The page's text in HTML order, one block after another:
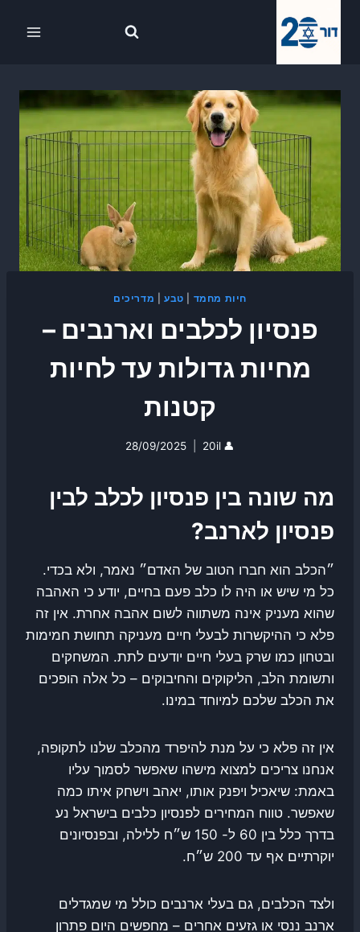
חיות מחמד טבע מדריכים
פנסיון לכלבים וארנבים –
מחיות גדולות עד לחיות
קטנות
👤
20il
28/09/2025
מה שונה בין פנסיון לכלב לבין
פנסיון לארנב?
״הכלב הוא חברו הטוב של האדם״ נאמר, ולא בכדי.
כל מי שיש או היה לו כלב פעם בחיים, יודע כי האהבה
שהוא מעניק אינה משתווה לשום אהבה אחרת. אין זה
פלא כי ההיקשרות לבעלי חיים מעניקה תחושת חמימות
ובטחון כמו שרק בעלי חיים יודעים לתת. המשחקים
ותשומת הלב, הליקוקים והחיבוקים – כל אלה הופכים
את הכלב שלכם למיוחד במינו.
אין זה פלא כי על מנת להיפרד מהכלב שלנו לתקופה,
אנחנו צריכים למצוא מישהו שאפשר לסמוך עליו
באמת: שיאכיל ויפנק אותו, יאהב וישחק איתו כמה
שאפשר. טווח המחירים לפנסיון כלבים בישראל נע
בדרך כלל בין 60 ל- 150 ש״ח ללילה, ובפנסיונים
יוקרתיים אף עד 200 ש״ח.
ולצד הכלבים, גם בעלי ארנבים כולל מי שמגדלים
ארנב ננסי או גזעים אחרים – מחפשים היום פתרון